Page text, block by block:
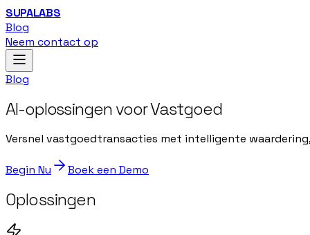
SUPALABS
Blog
Neem contact op
Blog
AI-oplossingen voor Vastgoed
Versnel vastgoedtransacties met intelligente
Begin Nu Boek een Demo
Oplossingen